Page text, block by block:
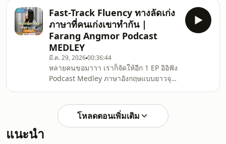
พยายามแปล ยิ่งไม่เข้าใจและสุดท้ายกองไว้
ที่เดิม…เอ๊ะ คุ้น ๆ (นี่มันชีวิตจริงของแอด
ด้วยยย)แล้วจะทำไงดี …? 🤯✨วันนี้ Farang
Angmor Podcast EP นี้อยากชวนทุกคนมา
ลอง “เริ่มใหม่” ไปด้วยกันมาดูกันว่าจะอ่าน
ยังไงให้เก่งอังกฤษ และคิดเป็นภาษาอังกฤษ
ได้จริงที่ไม่ใช่แ
Fast-Track Fluency ทางลัดเก่ง
ภาษาที่คนเก่งเขาทำกัน |
Farang Angmor Podcast
MEDLEY
มี.ค. 29, 202600:36:44
หลายคนขอมาาา เราก็จัดให้อีก 1 EP อิอิฟัง
Podcast Medley ภาษาอังกฤษแบบยาวจุใจ
กัน ไม่ต้องรอให้พร้อม 100% ก็เริ่มได้เลย
อยากอัปเกรดตัวเองเป็นเวอร์ชันพูดอังกฤษ
โหลดตอนเพิ่มเติม
แนะนำ